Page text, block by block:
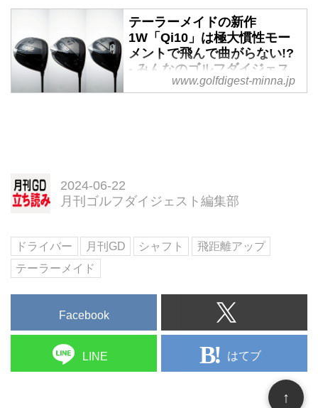
米ツアーの人気選手たちが使い、
魅力的なドライバー「ステルス
2」シリーズ。購入を考えている
ゴルファーでヘッドスピード
40m/sくらいの人が買って間違い
ないものはどれなのか？ ゴルフ
くらいの人はどれを選べばいい
の？
お使いで、すでに良い結果が出て
いるという方には必要ありませ
メイドの「ステル...
テーラーメイドの新作
1W「Qi10」は極大慣性モー
メントで飛んで曲がらない!?
- みんなのゴルフダイジェス
ついてテーラーメイドからついに
www.golfdigest-minna.jp
2024-06-22
月刊ゴルフダイジェスト編集部
ドライバー 月刊GD シャフト
飛距離アップ
テーラーメイド
Facebook
LINE はてブ
↑